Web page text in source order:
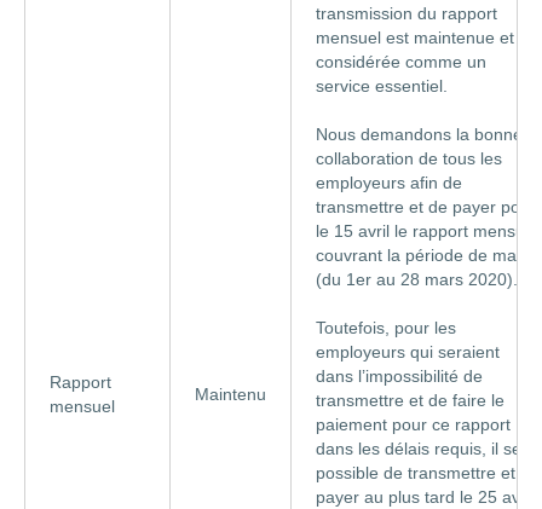
Rapport
mensuel
Maintenu
transmission du rapport
mensuel est maintenue et
considérée comme un
service essentiel.
Nous demandons la bonne
collaboration de tous les
employeurs afin de
transmettre et de payer pour
le 15 avril le rapport mensuel
couvrant la période de mars
(du 1er au 28 mars 2020).
Toutefois, pour les
employeurs qui seraient
dans l’impossibilité de
transmettre et de faire le
paiement pour ce rapport
dans les délais requis, il sera
possible de transmettre et de
payer au plus tard le 25 avril